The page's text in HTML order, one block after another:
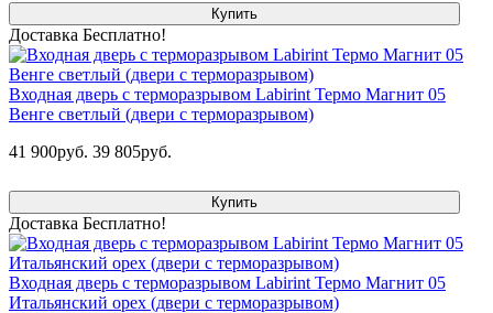
Купить
Доставка Бесплатно!
Входная дверь с терморазрывом Labirint Термо Магнит 05
Венге светлый (двери с терморазрывом)
41 900руб. 39 805руб.
Купить
Доставка Бесплатно!
Входная дверь с терморазрывом Labirint Термо Магнит 05
Итальянский орех (двери с терморазрывом)